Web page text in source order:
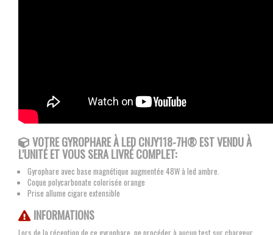
VOTRE GYROPHARE À LED CNJY118-7H® EST VENDU À
L'UNITÉ ET VOUS SERA LIVRÉ COMPLET:
Gyrophare avec base magnétique augmentée 48W à led ambre.
Coque polycarbonate colorisée orange
Prise allume cigare extensible
INFORMATIONS